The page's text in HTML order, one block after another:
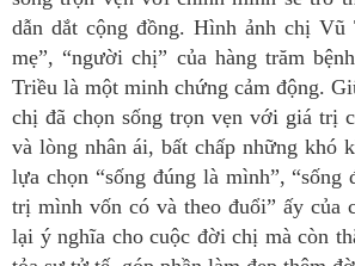
dẫn dắt cộng đồng. Hình ảnh chị
mẹ”, “người chị” của hàng trăm
Triều là một minh chứng cảm động.
chị đã chọn sống trọn vẹn với giá trị
và lòng nhân ái, bất chấp những khó
lựa chọn “sống đúng là mình”,
trị mình vốn có và theo đuổi” ấy của
lại ý nghĩa cho cuộc đời chị mà còn